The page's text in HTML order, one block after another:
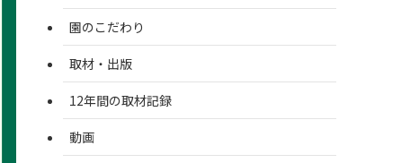
園のこだわり
取材・出版
12年間の取材記録
動画